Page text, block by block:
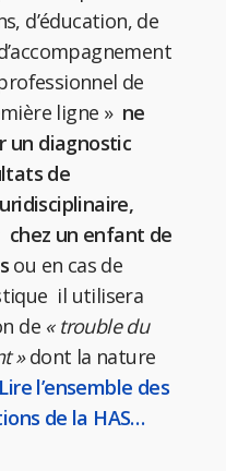
d’éducation, de
de
ligne » ne
un diagnostic
de
chez un enfant de
ou en cas de
il utilisera
de « trouble du
»dont la nature
Lire l’ensemble des
de la HAS…